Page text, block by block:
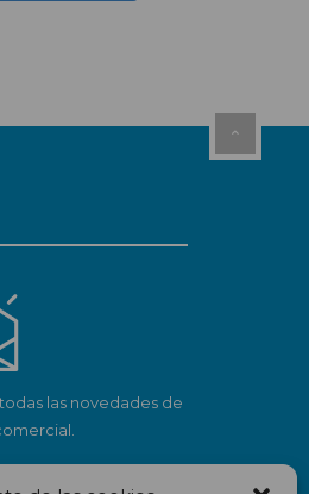
las novedades de